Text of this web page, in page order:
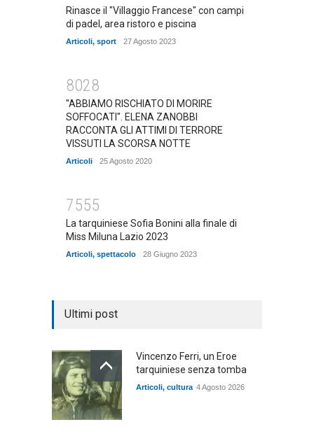
Rinasce il "Villaggio Francese" con campi
di padel, area ristoro e piscina
Articoli, sport 27 Agosto 2023
8028
"ABBIAMO RISCHIATO DI MORIRE
SOFFOCATI". ELENA ZANOBBI
RACCONTA GLI ATTIMI DI TERRORE
VISSUTI LA SCORSA NOTTE
Articoli 25 Agosto 2020
7555
La tarquiniese Sofia Bonini alla finale di
Miss Miluna Lazio 2023
Articoli, spettacolo 28 Giugno 2023
Ultimi post
Vincenzo Ferri, un Eroe
tarquiniese senza tomba
Articoli, cultura 4 Agosto 2026